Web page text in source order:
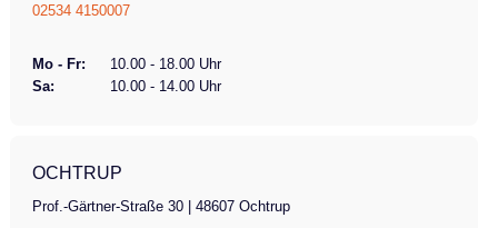
02534 4150007
Mo - Fr:
10.00 - 18.00 Uhr
Sa:
10.00 - 14.00 Uhr
OCHTRUP
Prof.-Gärtner-Straße 30 | 48607 Ochtrup